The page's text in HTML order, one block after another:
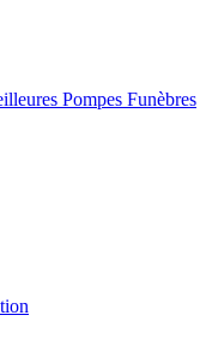
Pompes Funèbres